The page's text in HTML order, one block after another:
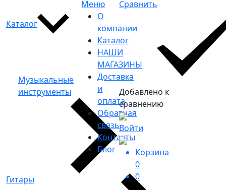
Каталог
Музыкальные
инструменты
Гитары
Меню
О
компании
Каталог
НАШИ
МАГАЗИНЫ
Доставка
и
оплата
Обратная
связь
Контакты
Блог
Сравнить
Добавлено к
сравнению
Войти
Корзина
0
0